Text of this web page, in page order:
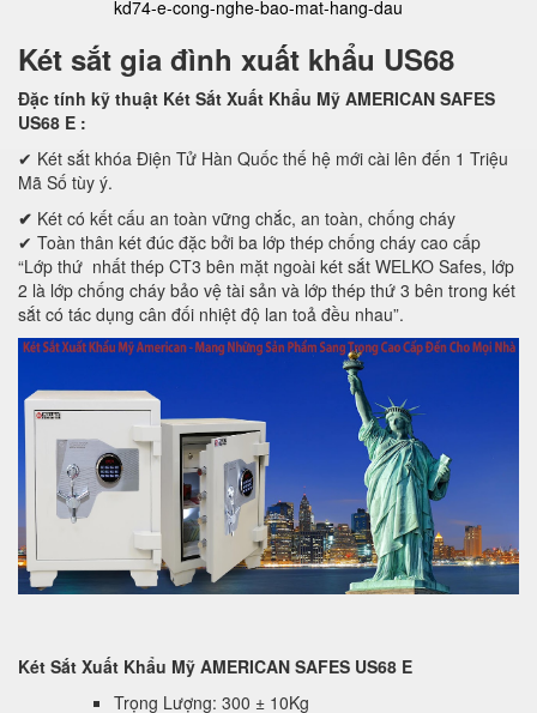
kd74-e-cong-nghe-bao-mat-hang-dau
Két sắt gia đình xuất khẩu US68
Đặc tính kỹ thuật Két Sắt Xuất Khẩu Mỹ AMERICAN SAFES
US68 E :
✔ Két sắt khóa Điện Tử Hàn Quốc thế hệ mới cài lên đến 1 Triệu
Mã Số tùy ý.
✔ Két có kết cấu an toàn vững chắc, an toàn, chống cháy
✔ Toàn thân két đúc đặc bởi ba lớp thép chống cháy cao cấp
“Lớp thứ nhất thép CT3 bên mặt ngoài két sắt WELKO Safes, lớp
2 là lớp chống cháy bảo vệ tài sản và lớp thép thứ 3 bên trong két
sắt có tác dụng cân đối nhiệt độ lan toả đều nhau”.
Két Sắt Xuất Khẩu Mỹ AMERICAN SAFES US68 E
Trọng Lượng: 300 ± 10Kg